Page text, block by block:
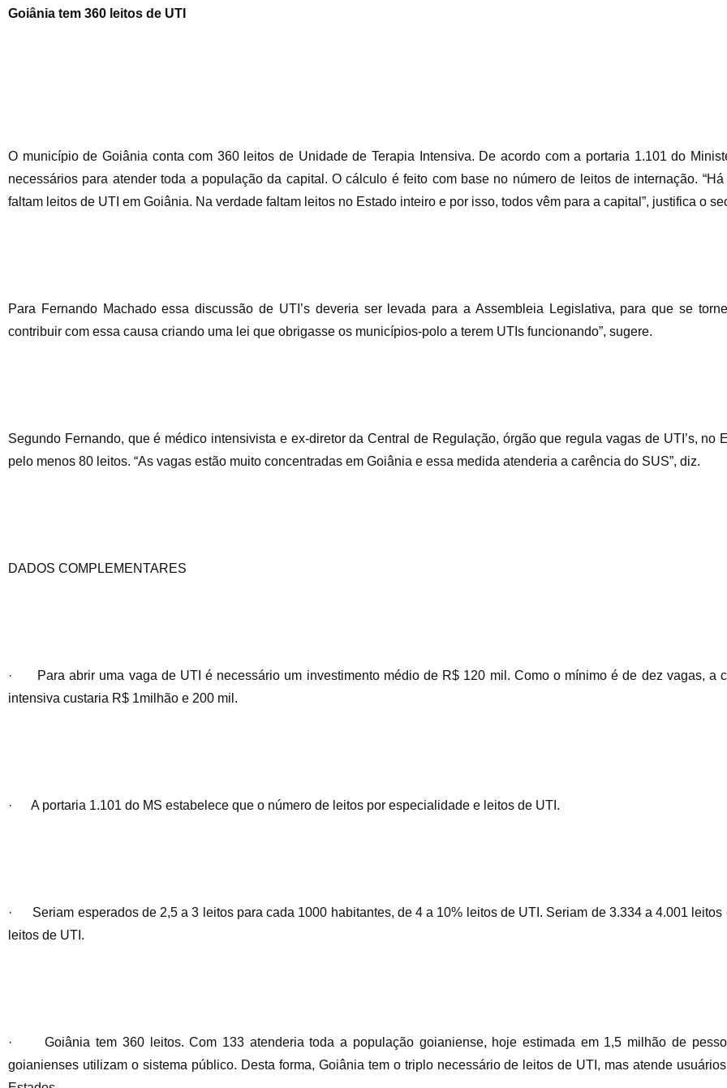
Goiânia tem 360 leitos de UTI
O município de Goiânia conta com 360 leitos de Unidade de Terapia Intensiva. De acordo com a portaria 1.101 do
necessários para atender toda a população da capital. O cálculo é feito com base no número de leitos de internação.
faltam leitos de UTI em Goiânia. Na verdade faltam leitos no Estado inteiro e por isso, todos vêm para a capital”, justifica o
Para Fernando Machado essa discussão de UTI’s deveria ser levada para a Assembleia Legislativa, para que se
contribuir com essa causa criando uma lei que obrigasse os municípios-polo a terem UTIs funcionando”, sugere.
Segundo Fernando, que é médico intensivista e ex-diretor da Central de Regulação, órgão que regula vagas de UTI’s, no
pelo menos 80 leitos. “As vagas estão muito concentradas em Goiânia e essa medida atenderia a carência do SUS”, diz.
DADOS COMPLEMENTARES
· Para abrir uma vaga de UTI é necessário um investimento médio de R$ 120 mil. Como o mínimo é de dez vagas, a
intensiva custaria R$ 1milhão e 200 mil.
· A portaria 1.101 do MS estabelece que o número de leitos por especialidade e leitos de UTI.
· Seriam esperados de 2,5 a 3 leitos para cada 1000 habitantes, de 4 a 10% leitos de UTI. Seriam de 3.334 a 4.001 leitos
leitos de UTI.
· Goiânia tem 360 leitos. Com 133 atenderia toda a população goianiense, hoje estimada em 1,5 milhão de
goianienses utilizam o sistema público. Desta forma, Goiânia tem o triplo necessário de leitos de UTI, mas atende